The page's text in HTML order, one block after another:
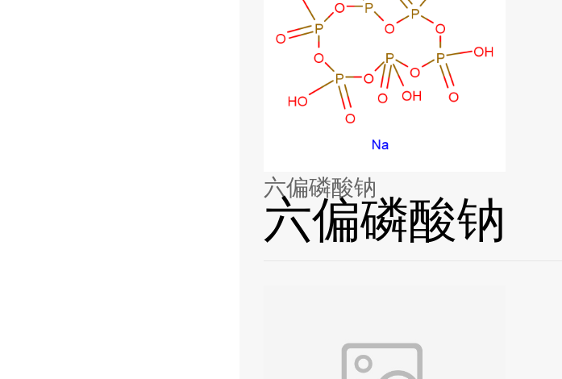
六偏磷酸钠
六偏磷酸钠